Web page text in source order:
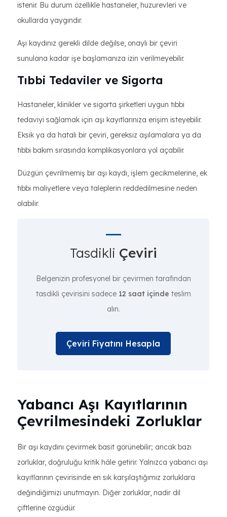
istenir. Bu durum özellikle hastaneler, huzurevleri ve
okullarda yaygındır.
Aşı kaydınız gerekli dilde değilse, onaylı bir çeviri
sunulana kadar işe başlamanıza izin verilmeyebilir.
Tıbbi Tedaviler ve Sigorta
Hastaneler, klinikler ve sigorta şirketleri uygun tıbbi
tedaviyi sağlamak için aşı kayıtlarınıza erişim isteyebilir.
Eksik ya da hatalı bir çeviri, gereksiz aşılamalara ya da
tıbbi bakım sırasında komplikasyonlara yol açabilir.
Düzgün çevrilmemiş bir aşı kaydı, işlem gecikmelerine, ek
tıbbi maliyetlere veya taleplerin reddedilmesine neden
olabilir.
Tasdikli Çeviri
Belgenizin profesyonel bir çevirmen tarafından
tasdikli çevirisini sadece 12 saat içinde teslim
alın.
Çeviri Fiyatını Hesapla
Yabancı Aşı Kayıtlarının
Çevrilmesindeki Zorluklar
Bir aşı kaydını çevirmek basit görünebilir; ancak bazı
zorluklar, doğruluğu kritik hâle getirir. Yalnızca yabancı aşı
kayıtlarının çevirisinde en sık karşılaştığımız zorluklara
değindiğimizi unutmayın. Diğer zorluklar, nadir dil
çiftlerine özgüdür.